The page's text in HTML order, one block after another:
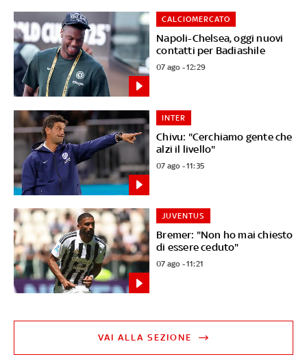
Napoli-Chelsea, oggi nuovi
contatti per Badiashile
CALCIOMERCATO
07 ago - 12:29
Chivu: "Cerchiamo gente che
alzi il livello"
INTER
07 ago - 11:35
Bremer: "Non ho mai chiesto
di essere ceduto"
JUVENTUS
07 ago - 11:21
VAI ALLA SEZIONE